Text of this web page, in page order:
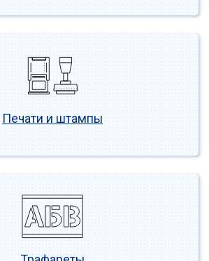
Печати и штампы